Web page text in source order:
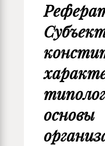
основы